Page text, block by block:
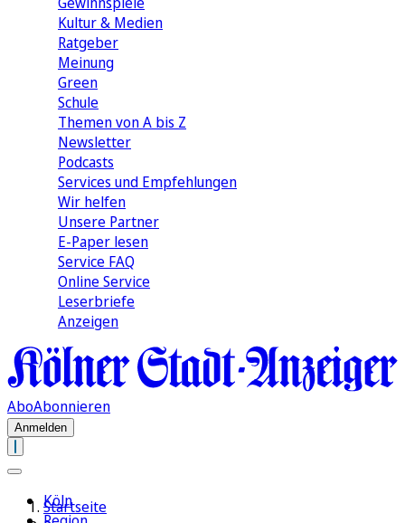
Kultur & Medien
Ratgeber
Meinung
Green
Schule
Themen von A bis Z
Newsletter
Podcasts
Services und Empfehlungen
Wir helfen
Unsere Partner
E-Paper lesen
Service FAQ
Online Service
Leserbriefe
Anzeigen
AboAbonnieren
Anmelden
Köln
Startseite